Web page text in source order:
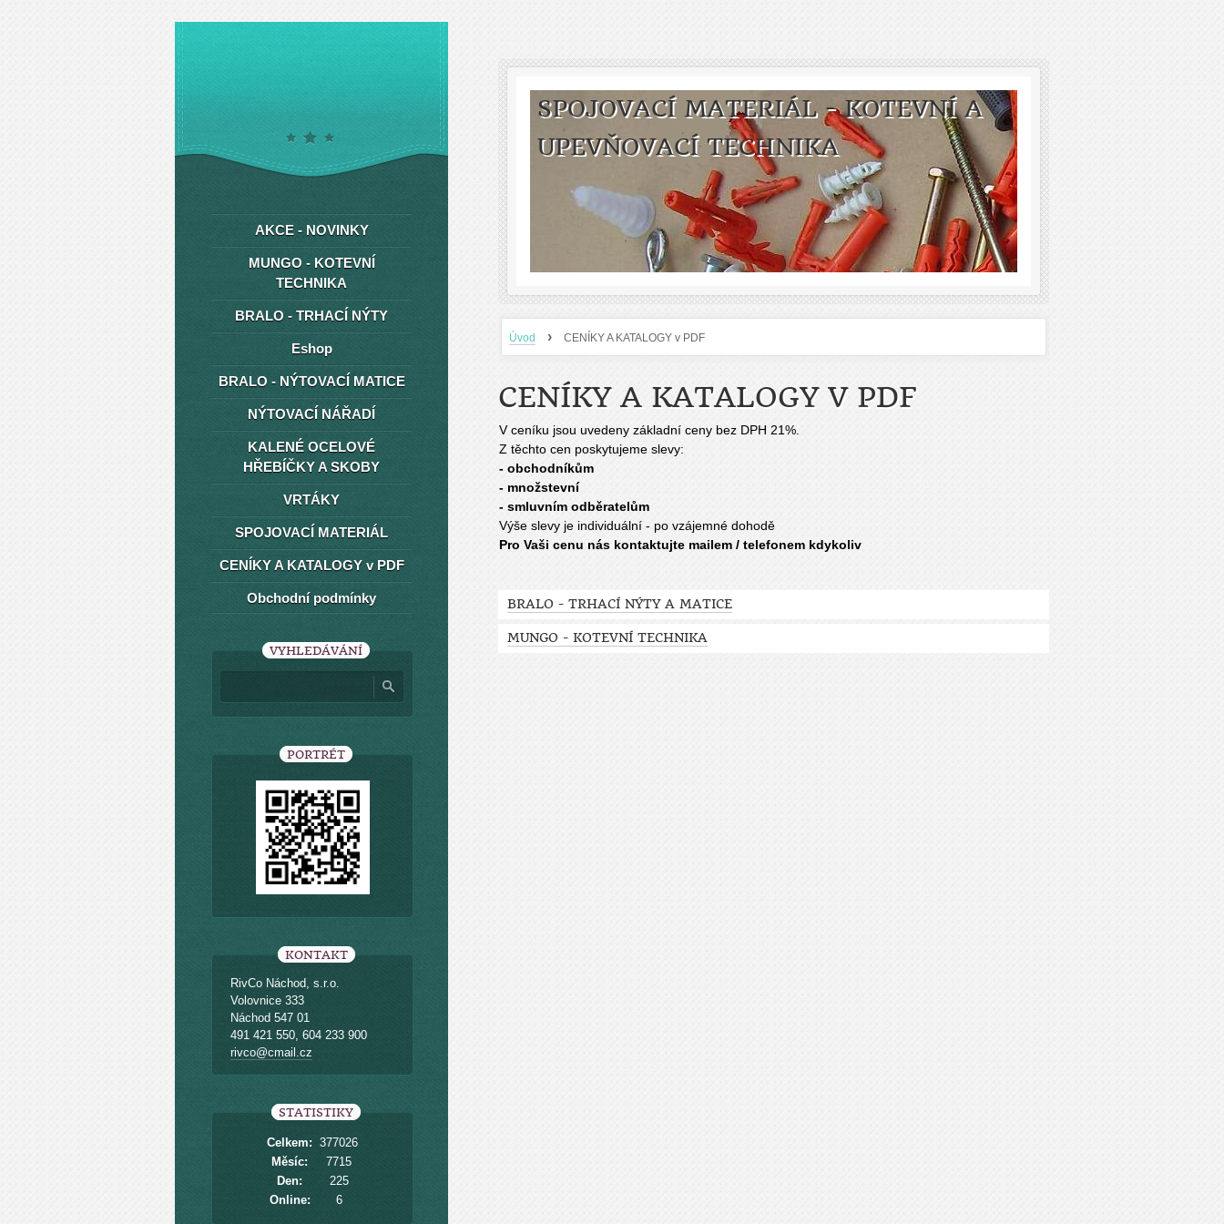
SPOJOVACÍ MATERIÁL - KOTEVNÍ A
UPEVŇOVACÍ TECHNIKA
Úvod › CENÍKY A KATALOGY v PDF
CENÍKY A KATALOGY V PDF
V ceníku jsou uvedeny základní ceny bez DPH 21%.
Z těchto cen poskytujeme slevy:
- obchodníkům
- množstevní
- smluvním odběratelům
Výše slevy je individuální - po vzájemné dohodě
Pro Vaši cenu nás kontaktujte mailem / telefonem kdykoliv
BRALO - TRHACÍ NÝTY A MATICE
MUNGO - KOTEVNÍ TECHNIKA
AKCE - NOVINKY
MUNGO - KOTEVNÍ
TECHNIKA
BRALO - TRHACÍ NÝTY
Eshop
BRALO - NÝTOVACÍ MATICE
NÝTOVACÍ NÁŘADÍ
KALENÉ OCELOVÉ
HŘEBÍČKY A SKOBY
VRTÁKY
SPOJOVACÍ MATERIÁL
CENÍKY A KATALOGY v PDF
Obchodní podmínky
VYHLEDÁVÁNÍ
PORTRÉT
KONTAKT
RivCo Náchod, s.r.o.
Volovnice 333
Náchod 547 01
491 421 550, 604 233 900
rivco@cmail.cz
STATISTIKY
Online: 6
Celkem: 377026
Měsíc:
7715
Den:
225